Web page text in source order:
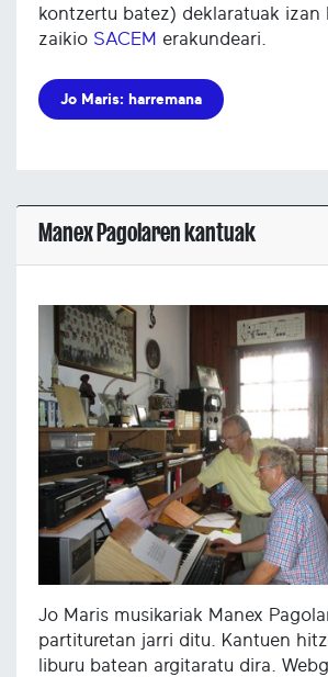
kontzertu batez) deklaratuak izan
zaikio SACEM erakundeari.
Jo Maris: harremana
Manex Pagolaren kantuak
Jo Maris musikariak Manex
partituretan jarri ditu. Kantuen
liburu batean argitaratu dira.